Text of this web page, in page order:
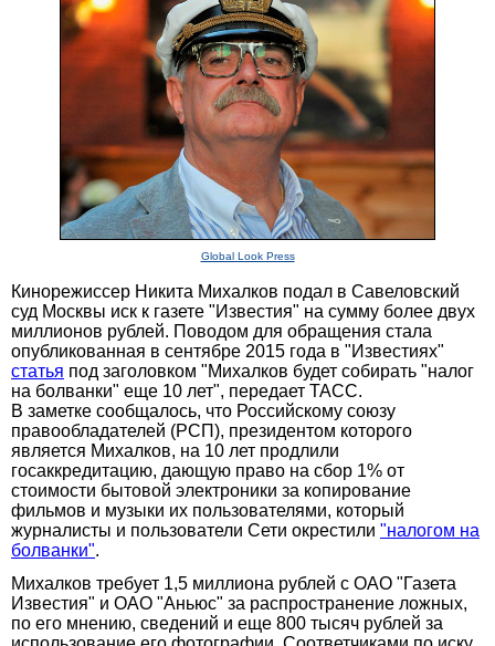
Global Look Press
Кинорежиссер Никита Михалков подал в Савеловский
суд Москвы иск к газете "Известия" на сумму более двух
миллионов рублей. Поводом для обращения стала
опубликованная в сентябре 2015 года в "Известиях"
статья под заголовком "Михалков будет собирать "налог
на болванки" еще 10 лет", передает ТАСС.
В заметке сообщалось, что Российскому союзу
правообладателей (РСП), президентом которого
является Михалков, на 10 лет продлили
госаккредитацию, дающую право на сбор 1% от
стоимости бытовой электроники за копирование
фильмов и музыки их пользователями, который
журналисты и пользователи Сети окрестили "налогом на
болванки".
Михалков требует 1,5 миллиона рублей с ОАО "Газета
Известия" и ОАО "Аньюс" за распространение ложных,
по его мнению, сведений и еще 800 тысяч рублей за